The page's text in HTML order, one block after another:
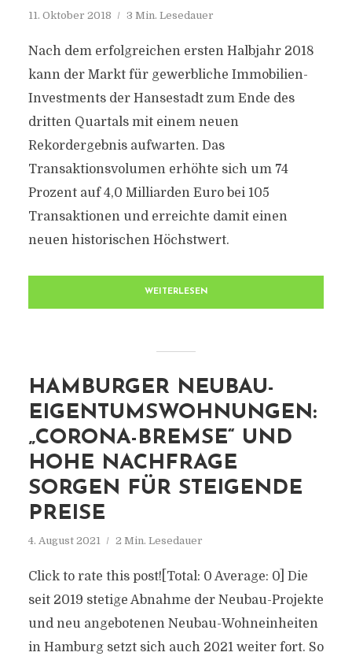
11. Oktober 2018 3 Min. Lesedauer
Nach dem erfolgreichen ersten Halbjahr 2018
kann der Markt für gewerbliche Immobilien-
Investments der Hansestadt zum Ende des
dritten Quartals mit einem neuen
Rekordergebnis aufwarten. Das
Transaktionsvolumen erhöhte sich um 74
Prozent auf 4,0 Milliarden Euro bei 105
Transaktionen und erreichte damit einen
neuen historischen Höchstwert.
WEITERLESEN
HAMBURGER NEUBAU-
EIGENTUMSWOHNUNGEN:
„CORONA-BREMSE“ UND
HOHE NACHFRAGE
SORGEN FÜR STEIGENDE
PREISE
4. August 2021 2 Min. Lesedauer
Click to rate this post![Total: 0 Average: 0] Die
seit 2019 stetige Abnahme der Neubau-Projekte
und neu angebotenen Neubau-Wohneinheiten
in Hamburg setzt sich auch 2021 weiter fort. So